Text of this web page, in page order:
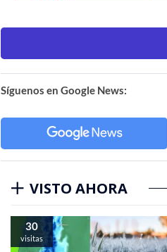
Síguenos en Google News:
VISTO AHORA
30
visitas